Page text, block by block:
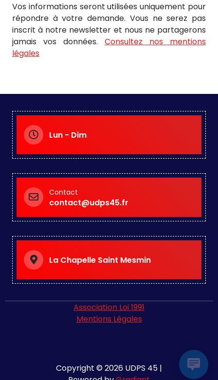
Vos informations seront utilisées uniquement pour
répondre à votre demande. Vous ne serez pas
inscrit à notre newsletter et nous ne partagerons
jamais vos données. Consultez nos mentions
légales
Lun - Dim
Contact
contact@udps45.fr
La Chapelle Saint Mesmin
Association Loi 1991
Mentions Légales
Copyright © 2026 UDPS 45 |